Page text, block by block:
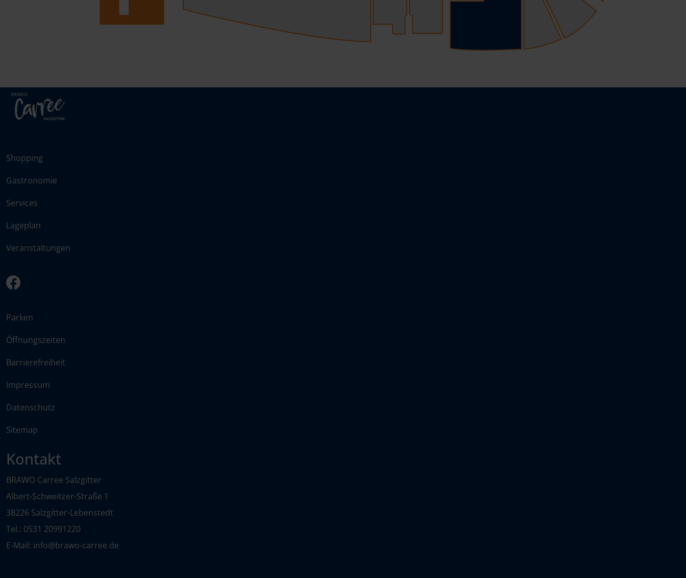
Shopping
Gastronomie
Services
Lageplan
Veranstaltungen
facebook
Parken
Öffnungszeiten
Barrierefreiheit
Impressum
Datenschutz
Sitemap
Kontakt
BRAWO Carree Salzgitter
Albert-Schweitzer-Straße 1
38226 Salzgitter-Lebenstedt
Tel.: 0531 20991220
E-Mail: info@brawo-carree.de